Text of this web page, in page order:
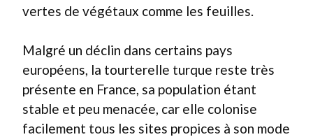
vertes de végétaux comme les feuilles.
Malgré un déclin dans certains pays
européens, la tourterelle turque reste très
présente en France, sa population étant
stable et peu menacée, car elle colonise
facilement tous les sites propices à son mode